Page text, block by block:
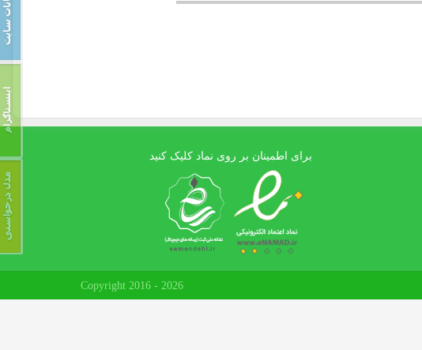
برای اطمینان بر روی نماد کلیک کنید
Copyright 2016 - 2026